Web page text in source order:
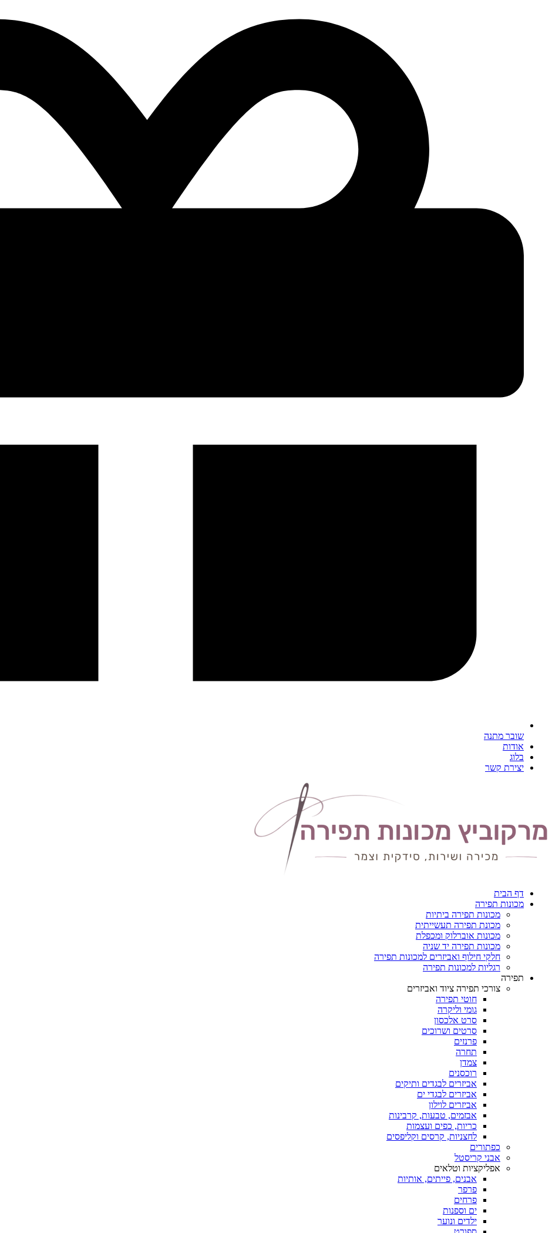
שובר מתנה
אודות
בלוג
יצירת קשר
דף הבית
מכונות תפירה
מכונות תפירה ביתיות
מכונת תפירה תעשייתית
מכונות אוברלוק ומכפלת
מכונות תפירה יד שניה
חלקי חילוף ואביזרים למכונות תפירה
רגליות למכונות תפירה
תפירה
צורכי תפירה ציוד ואביזרים
חוטי תפירה
גומי וליקרה
סרט אלכסון
סרטים ושרוכים
פרנזים
תחרה
צמדן
רוכסנים
אביזרים לבגדים ותיקים
אביזרים לבגדי ים
אביזרים לוילון
אבזמים, טבעות, קרבינות
כריות, כפים ועצמות
לחצניות, קרסים וקליפסים
כפתורים
אבני קריסטל
אפליקציות וטלאים
אבנים, פייתים, אותיות
פרפר
פרחים
ים וספנות
ילדים ונוער